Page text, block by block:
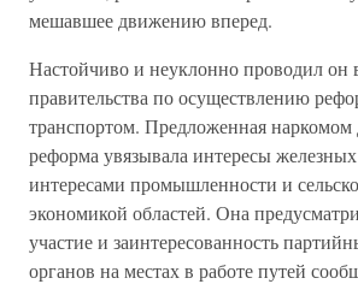
мешавшее движению вперед.
Настойчиво и неуклонно проводил он
правительства по осуществлению
транспортом. Предложенная
реформа увязывала интересы
интересами промышленности и
экономикой областей. Она
участие и заинтересованность
органов на местах в работе путей